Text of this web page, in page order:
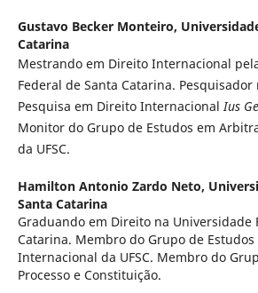
Gustavo Becker Monteiro,
Catarina
Mestrando em Direito Internacional
Federal de Santa Catarina.
Pesquisa em Direito InternacionalIus
Monitor do Grupo de Estudos em
da UFSC.
Hamilton Antonio Zardo Neto,
Santa Catarina
Graduando em Direito na Universidade
Catarina. Membro do Grupo de
Internacional da UFSC. Membro do
Processo e Constituição.